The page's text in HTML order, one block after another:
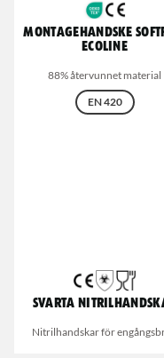
Montagehandske
Ecoline
88% återvunnet material
EN 420
Svarta
Nitrilhandskar för